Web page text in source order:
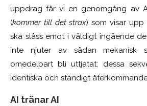
uppdrag får vi en genomgång av
(kommer till det strax) som visar upp
ska slåss emot i väldigt ingående
inte njuter av sådan mekanisk
omedelbart bli uttjatat; dessa
identiska och ständigt
AI tränar AI